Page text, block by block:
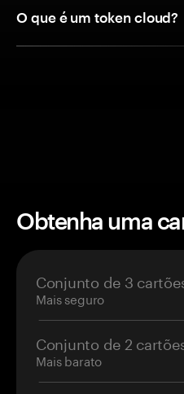
O que é um token cloud?
Obtenha uma
Conjunto de 3
Mais seguro
Conjunto de 2
Mais barato